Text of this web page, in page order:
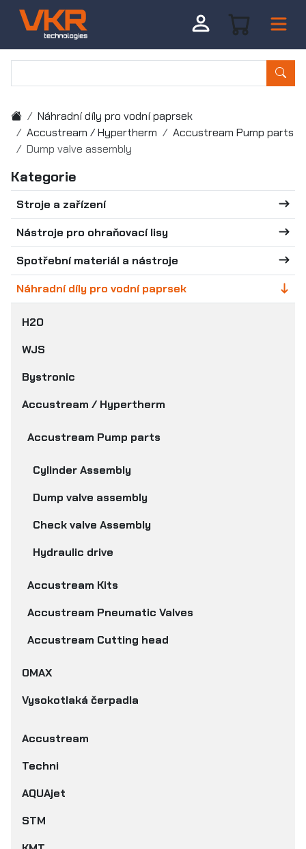
Náhradní díly pro vodní paprsek
Accustream / Hypertherm
Accustream Pump parts
Dump valve assembly
Kategorie
Stroje a zařízení
Nástroje pro ohraňovací lisy
Spotřební materiál a nástroje
Náhradní díly pro vodní paprsek
H2O
WJS
Bystronic
Accustream / Hypertherm
Accustream Pump parts
Cylinder Assembly
Dump valve assembly
Check valve Assembly
Hydraulic drive
Accustream Kits
Accustream Pneumatic Valves
Accustream Cutting head
OMAX
Vysokotlaká čerpadla
Accustream
Techni
AQUAjet
STM